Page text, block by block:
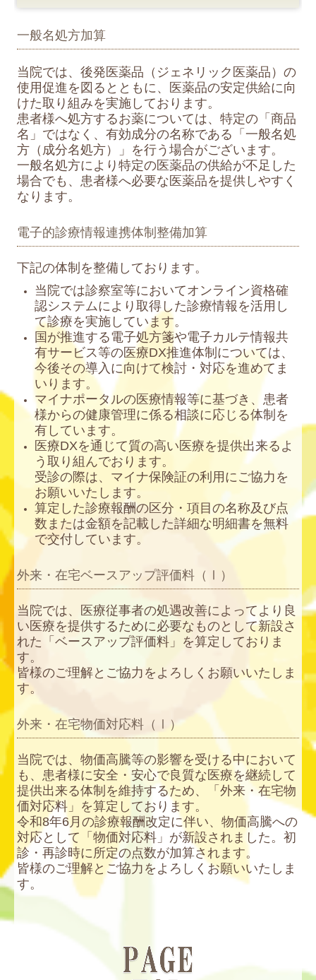
一般名処方加算
当院では、後発医薬品（ジェネリック医薬品）の
使用促進を図るとともに、医薬品の安定供給に向
けた取り組みを実施しております。
患者様へ処方するお薬については、特定の「商品
名」ではなく、有効成分の名称である「一般名処
方（成分名処方）」を行う場合がございます。
一般名処方により特定の医薬品の供給が不足した
場合でも、患者様へ必要な医薬品を提供しやすく
なります。
電子的診療情報連携体制整備加算
下記の体制を整備しております。
当院では診察室等においてオンライン資格確
認システムにより取得した診療情報を活用し
て診療を実施しています。
国が推進する電子処方箋や電子カルテ情報共
有サービス等の医療DX推進体制については、
今後その導入に向けて検討・対応を進めてま
いります。
マイナポータルの医療情報等に基づき、患者
様からの健康管理に係る相談に応じる体制を
有しています。
医療DXを通じて質の高い医療を提供出来るよ
う取り組んでおります。
受診の際は、マイナ保険証の利用にご協力を
お願いいたします。
算定した診療報酬の区分・項目の名称及び点
数または金額を記載した詳細な明細書を無料
で交付しています。
外来・在宅ベースアップ評価料（Ⅰ）
当院では、医療従事者の処遇改善によってより良
い医療を提供するために必要なものとして新設さ
れた「ベースアップ評価料」を算定しておりま
す。
皆様のご理解とご協力をよろしくお願いいたしま
す。
外来・在宅物価対応料（Ⅰ）
当院では、物価高騰等の影響を受ける中において
も、患者様に安全・安心で良質な医療を継続して
提供出来る体制を維持するため、「外来・在宅物
価対応料」を算定しております。
令和8年6月の診療報酬改定に伴い、物価高騰への
対応として「物価対応料」が新設されました。初
診・再診時に所定の点数が加算されます。
皆様のご理解とご協力をよろしくお願いいたしま
す。